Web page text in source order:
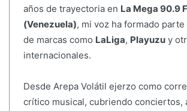
años de trayectoria en La Mega 90.9
(Venezuela), mi voz ha formado parte
de marcas como LaLiga, Playuzuy
internacionales.
Desde Arepa Volátil ejerzo como
crítico musical, cubriendo conciertos,